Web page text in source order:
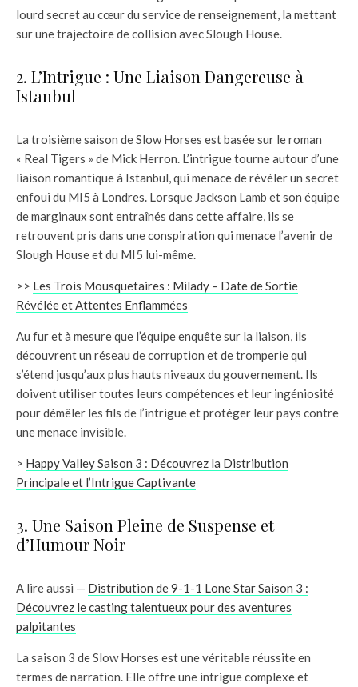
lourd secret au cœur du service de renseignement, la mettant
sur une trajectoire de collision avec Slough House.
2. L’Intrigue : Une Liaison Dangereuse à
Istanbul
La troisième saison de Slow Horses est basée sur le roman
« Real Tigers » de Mick Herron. L’intrigue tourne autour d’une
liaison romantique à Istanbul, qui menace de révéler un secret
enfoui du MI5 à Londres. Lorsque Jackson Lamb et son équipe
de marginaux sont entraînés dans cette affaire, ils se
retrouvent pris dans une conspiration qui menace l’avenir de
Slough House et du MI5 lui-même.
>> Les Trois Mousquetaires : Milady – Date de Sortie
Révélée et Attentes Enflammées
Au fur et à mesure que l’équipe enquête sur la liaison, ils
découvrent un réseau de corruption et de tromperie qui
s’étend jusqu’aux plus hauts niveaux du gouvernement. Ils
doivent utiliser toutes leurs compétences et leur ingéniosité
pour démêler les fils de l’intrigue et protéger leur pays contre
une menace invisible.
> Happy Valley Saison 3 : Découvrez la Distribution
Principale et l’Intrigue Captivante
3. Une Saison Pleine de Suspense et
d’Humour Noir
A lire aussi — Distribution de 9-1-1 Lone Star Saison 3 :
Découvrez le casting talentueux pour des aventures
palpitantes
La saison 3 de Slow Horses est une véritable réussite en
termes de narration. Elle offre une intrigue complexe et